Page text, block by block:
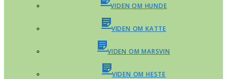
VIDEN OM HUNDE
VIDEN OM KATTE
VIDEN OM MARSVIN
VIDEN OM HESTE